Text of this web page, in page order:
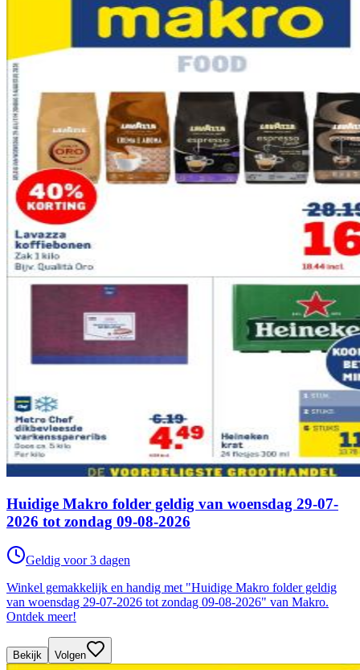
Huidige Makro folder geldig van woensdag 29-07-
2026 tot zondag 09-08-2026
Geldig voor 3 dagen
Winkel gemakkelijk en handig met "Huidige Makro folder geldig
van woensdag 29-07-2026 tot zondag 09-08-2026" van Makro.
Ontdek meer!
Bekijk Volgen